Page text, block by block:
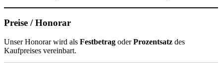
Preise / Honorar
Unser Honorar wird als Festbetrag oderProzentsatz des
Kaufpreises vereinbart.